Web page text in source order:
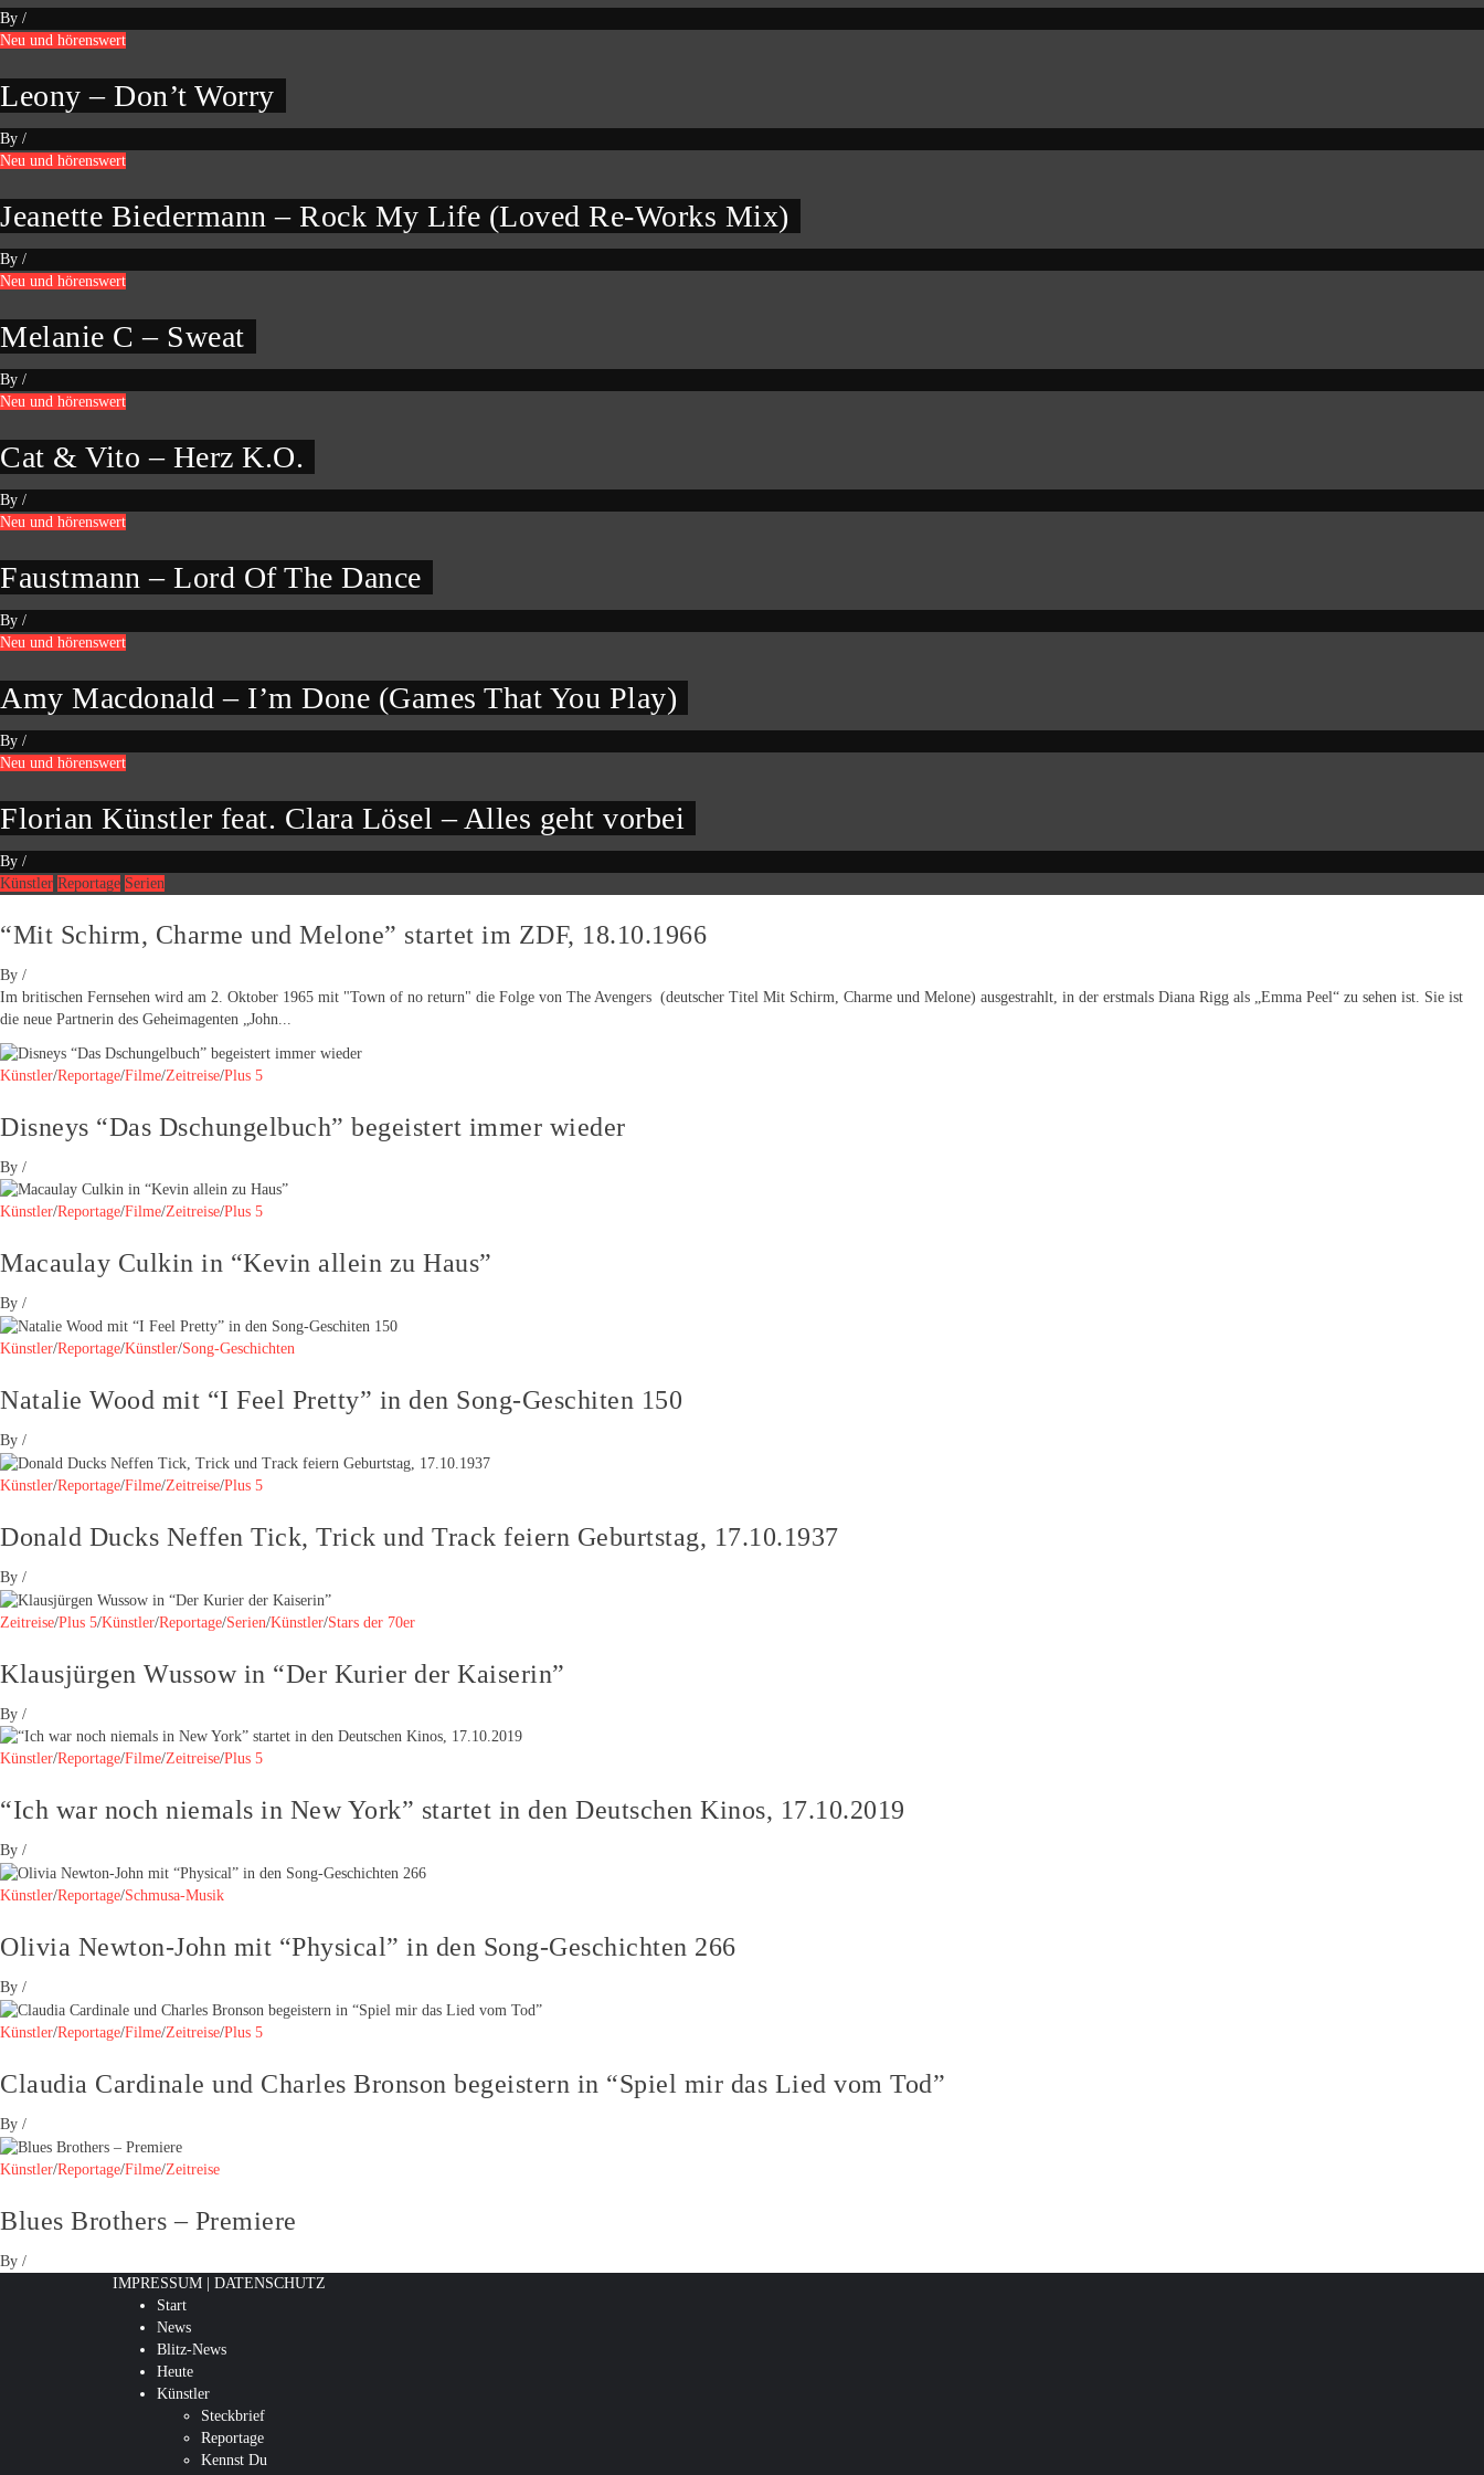
By /
Neu und hörenswert
Leony – Don’t Worry
By /
Neu und hörenswert
Jeanette Biedermann – Rock My Life (Loved Re-Works Mix)
By /
Neu und hörenswert
Melanie C – Sweat
By /
Neu und hörenswert
Cat & Vito – Herz K.O.
By /
Neu und hörenswert
Faustmann – Lord Of The Dance
By /
Neu und hörenswert
Amy Macdonald – I’m Done (Games That You Play)
By /
Neu und hörenswert
Florian Künstler feat. Clara Lösel – Alles geht vorbei
By /
Künstler Reportage Serien
“Mit Schirm, Charme und Melone” startet im ZDF, 18.10.1966
By /
Im britischen Fernsehen wird am 2. Oktober 1965 mit "Town of no return" die Folge von The Avengers (deutscher Titel Mit Schirm, Charme und Melone) ausgestrahlt, in der erstmals Diana Rigg als „Emma Peel“ zu sehen ist. Sie ist
die neue Partnerin des Geheimagenten „John...
Künstler/Reportage/Filme/Zeitreise/Plus 5
Disneys “Das Dschungelbuch” begeistert immer wieder
By /
Künstler/Reportage/Filme/Zeitreise/Plus 5
Macaulay Culkin in “Kevin allein zu Haus”
By /
Künstler/Reportage/Künstler/Song-Geschichten
Natalie Wood mit “I Feel Pretty” in den Song-Geschiten 150
By /
Künstler/Reportage/Filme/Zeitreise/Plus 5
Donald Ducks Neffen Tick, Trick und Track feiern Geburtstag, 17.10.1937
By /
Zeitreise/Plus 5/Künstler/Reportage/Serien/Künstler/Stars der 70er
Klausjürgen Wussow in “Der Kurier der Kaiserin”
By /
Künstler/Reportage/Filme/Zeitreise/Plus 5
“Ich war noch niemals in New York” startet in den Deutschen Kinos, 17.10.2019
By /
Künstler/Reportage/Schmusa-Musik
Olivia Newton-John mit “Physical” in den Song-Geschichten 266
By /
Künstler/Reportage/Filme/Zeitreise/Plus 5
Claudia Cardinale und Charles Bronson begeistern in “Spiel mir das Lied vom Tod”
By /
Künstler/Reportage/Filme/Zeitreise
Blues Brothers – Premiere
By /
IMPRESSUM
DATENSCHUTZ
Start
News
Blitz-News
Heute
Künstler
Steckbrief
Reportage
Kennst Du